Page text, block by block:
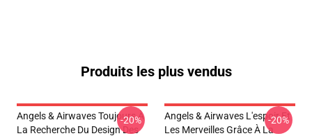
Produits les plus vendus
Angels & Airwaves Toujours À
La Recherche Du Design Des
-20%
Angels & Airwaves L'espoir Et
Les Merveilles Grâce À La
-20%